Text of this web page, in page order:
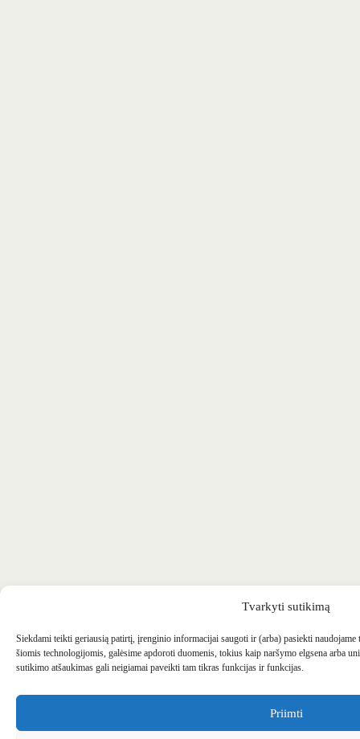
Tvarkyti sutikimą
Siekdami teikti geriausią patirtį, įrenginio informacijai saugoti ir (arba) pasiekti
šiomis technologijomis, galėsime apdoroti duomenis, tokius kaip naršymo elgsena arba
sutikimo atšaukimas gali neigiamai paveikti tam tikras funkcijas ir funkcijas.
Priimti